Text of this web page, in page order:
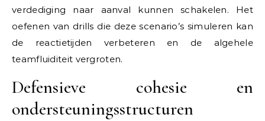
verdediging naar aanval kunnen schakelen. Het
oefenen van drills die deze scenario’s simuleren kan
de reactietijden verbeteren en de algehele
teamfluiditeit vergroten.
Defensieve cohesie en
ondersteuningsstructuren